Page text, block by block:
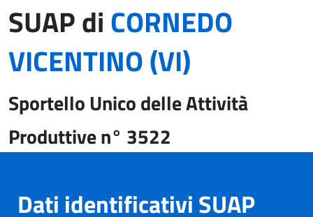
SUAP diCORNEDO
VICENTINO (VI)
Sportello Unico delle Attività
Produttive n° 3522
Dati identificativi SUAP